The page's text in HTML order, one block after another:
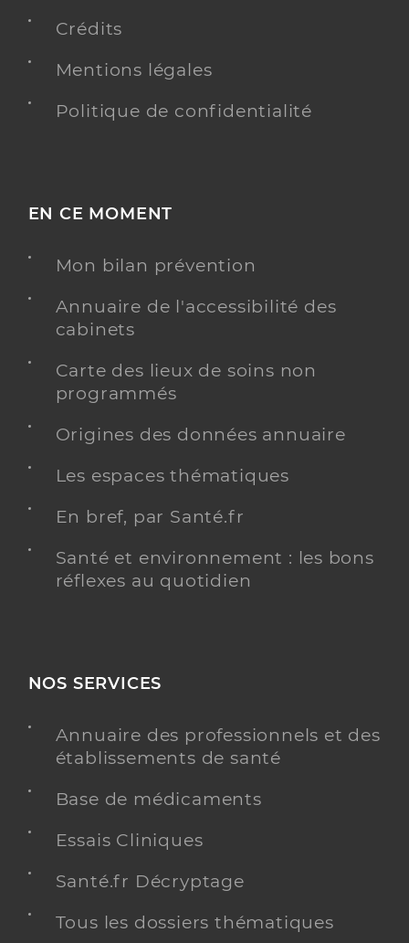
Crédits
Mentions légales
Politique de confidentialité
EN CE MOMENT
Mon bilan prévention
Annuaire de l'accessibilité des
cabinets
Carte des lieux de soins non
programmés
Origines des données annuaire
Les espaces thématiques
En bref, par Santé.fr
Santé et environnement : les bons
réflexes au quotidien
NOS SERVICES
Annuaire des professionnels et des
établissements de santé
Base de médicaments
Essais Cliniques
Santé.fr Décryptage
Tous les dossiers thématiques